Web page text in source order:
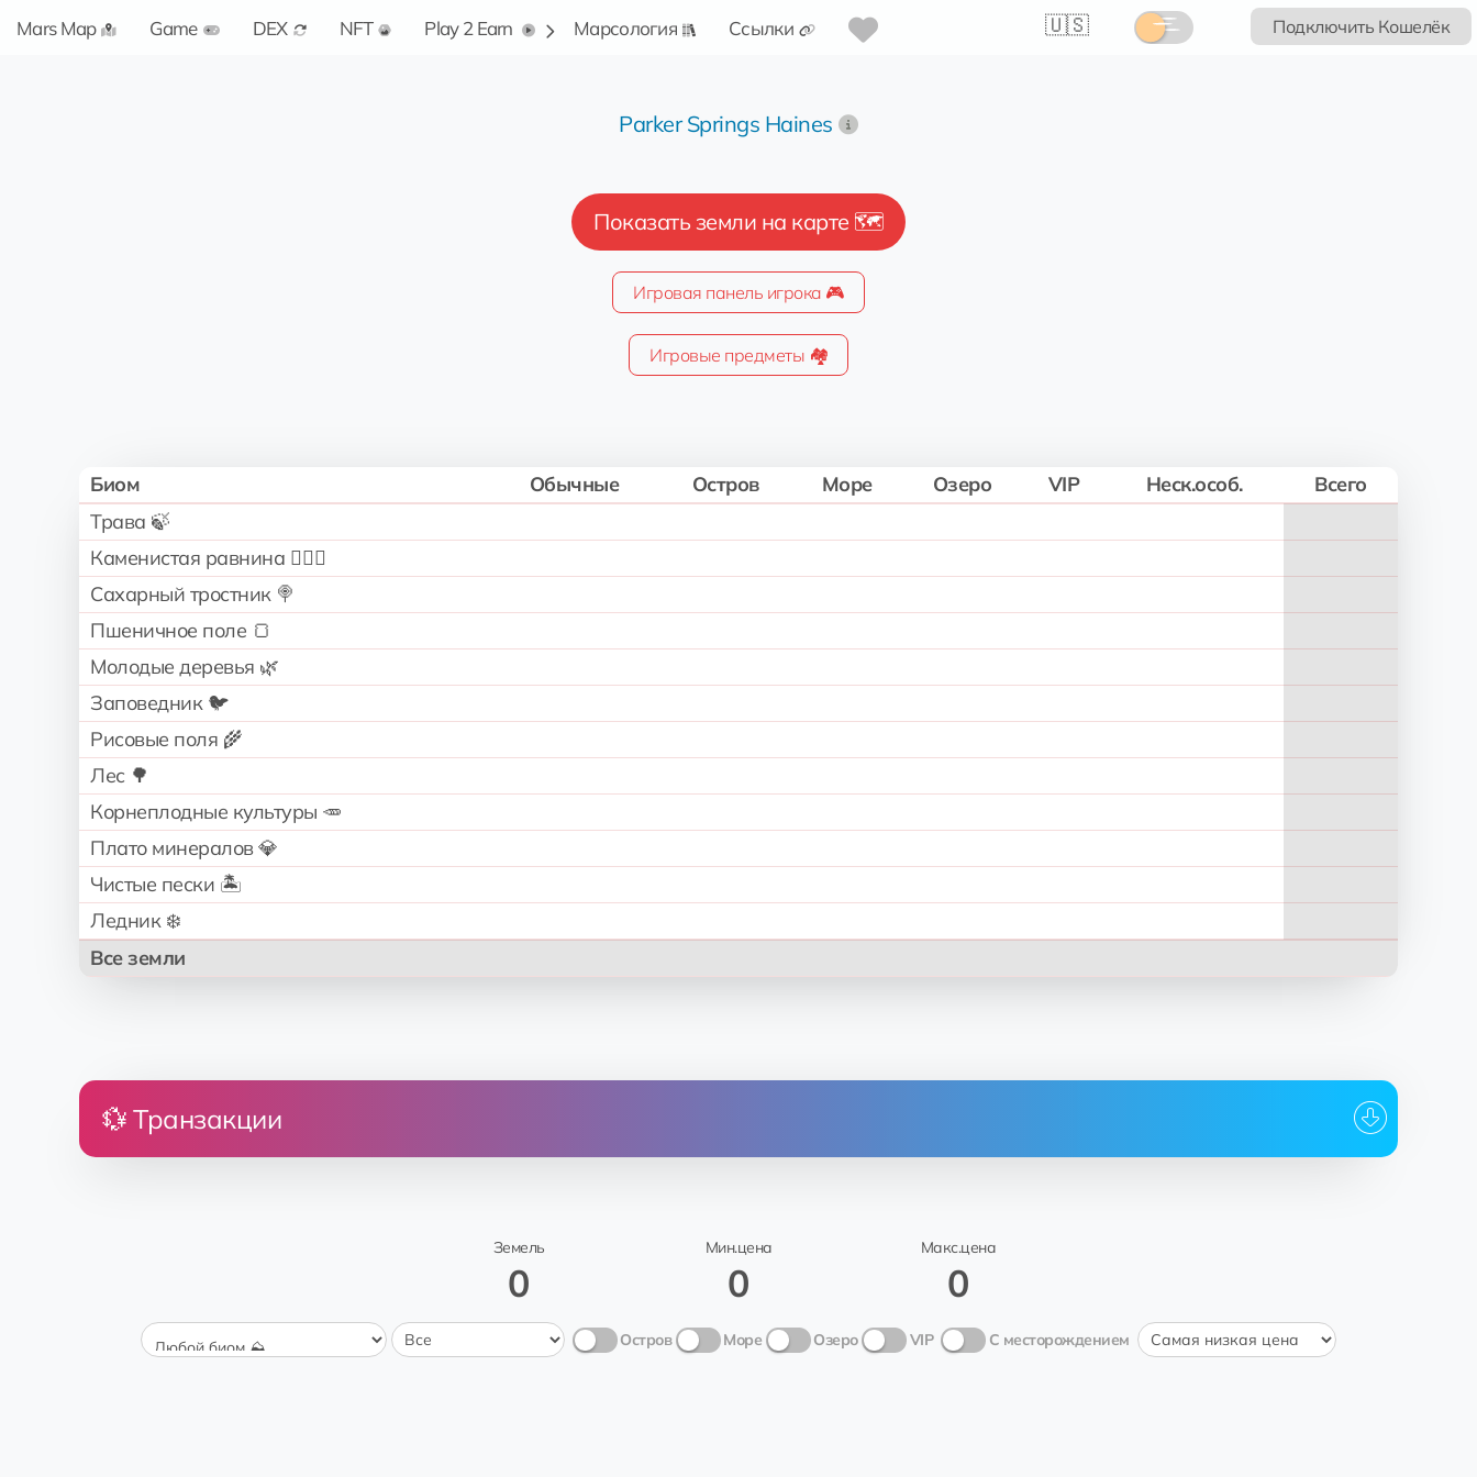
🇺🇸 Подключить Кошелёк
Mars Map Game DEX NFT Play 2 Earn Марсология Ссылки
Parker Springs Haines
Показать земли на карте 🗺️
Игровая панель игрока 🎮
Игровые предметы 🏘️
Биом Обычные Остров Море Озеро VIP Неск.особ.
Всего
Трава 🍃
Каменистая равнина 🧗🏻‍♂️
Сахарный тростник 🍭
Пшеничное поле 🍞
Молодые деревья 🌿
Заповедник 🐦
Рисовые поля 🌾
Лес 🌳
Корнеплодные культуры 🥕
Плато минералов 💎
Чистые пески 🏝️
Ледник ❄️
Все земли
💱 Транзакции
Parker Springs Haines
Земель
0
Мин.цена
0
Макс.цена
0
Остров Море Озеро VIP С месторождением